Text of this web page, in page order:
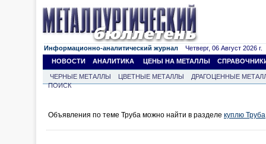
Информационно-аналитический журнал Четверг, 06 Август 2026 г.
НОВОСТИ
АНАЛИТИКА ЦЕНЫ НА МЕТАЛЛЫ
ЧЕРНЫЕ МЕТАЛЛЫ ЦВЕТНЫЕ МЕТАЛЛЫ
ДРАГОЦЕННЫЕ
ПОИСК
Объявления по теме Труба можно найти в разделе куплю Труба